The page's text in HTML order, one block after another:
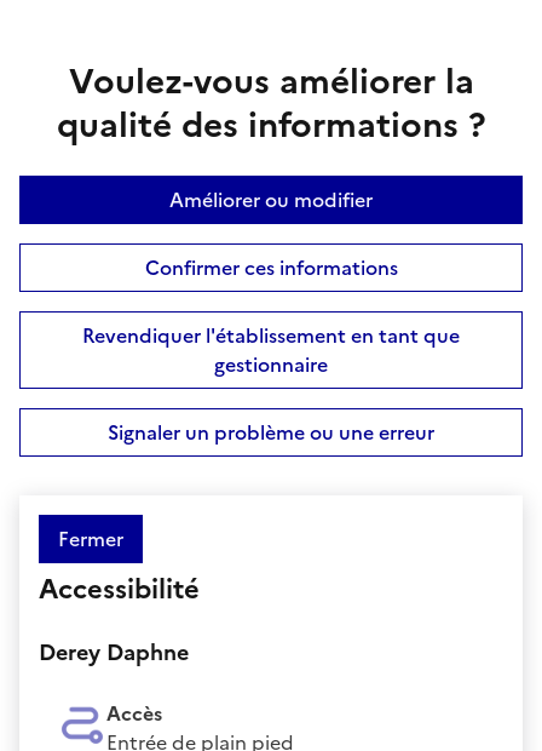
Voulez-vous améliorer la
qualité des informations ?
Améliorer ou modifier
Confirmer ces informations
Revendiquer l'établissement en tant que
gestionnaire
Signaler un problème ou une erreur
Fermer
Accessibilité
Derey Daphne
Accès
Entrée de plain pied